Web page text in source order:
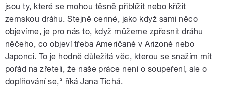
jsou ty, které se mohou těsně přiblížit nebo křížit
zemskou dráhu. Stejně cenné, jako když sami něco
objevíme, je pro nás to, když můžeme zpřesnit dráhu
něčeho, co objeví třeba Američané v Arizoně nebo
Japonci. To je hodně důležitá věc, kterou se snažím mít
pořád na zřeteli, že naše práce není o soupeření, ale o
doplňování se,“ říká Jana Tichá.